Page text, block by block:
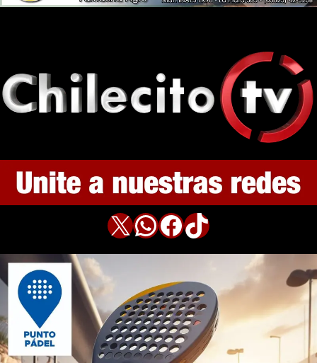
X WhatsApp Facebook TikTok